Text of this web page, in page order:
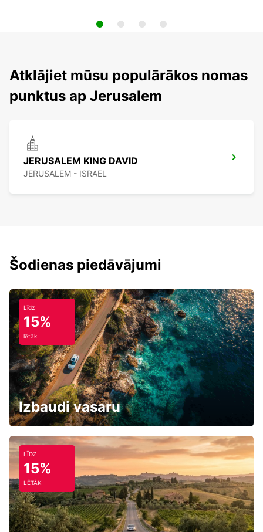
Atklājiet mūsu populārākos nomas
punktus ap Jerusalem
JERUSALEM KING DAVID
JERUSALEM - ISRAEL
Šodienas piedāvājumi
Līdz
15%
lētāk
Izbaudi vasaru
LĪDZ
15%
LĒTĀK